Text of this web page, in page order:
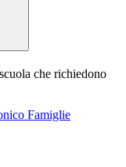
che richiedono
Famiglie